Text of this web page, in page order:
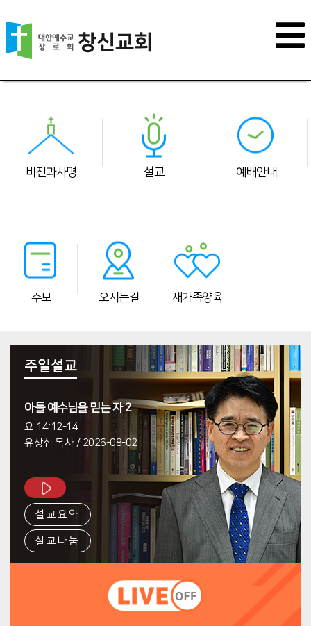
비전과사명 설교 예배안내
주보 오시는길 새가족양육
주일설교
아들 예수님을 믿는 자 2
요 14:12-14
유상섭 목사/ 2026-08-02
설교요약
설교나눔